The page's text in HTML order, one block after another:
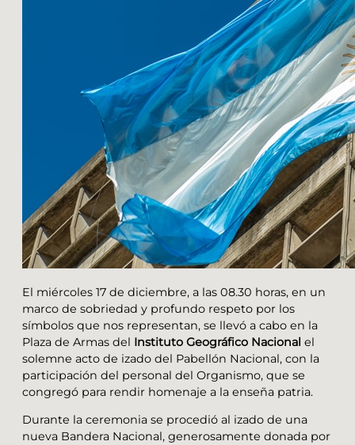
El miércoles 17 de diciembre, a las 08.30 horas, en un
marco de sobriedad y profundo respeto por los
símbolos que nos representan, se llevó a cabo en la
Plaza de Armas del Instituto Geográfico Nacional el
solemne acto de izado del Pabellón Nacional, con la
participación del personal del Organismo, que se
congregó para rendir homenaje a la enseña patria.
Durante la ceremonia se procedió al izado de una
nueva Bandera Nacional, generosamente donada por